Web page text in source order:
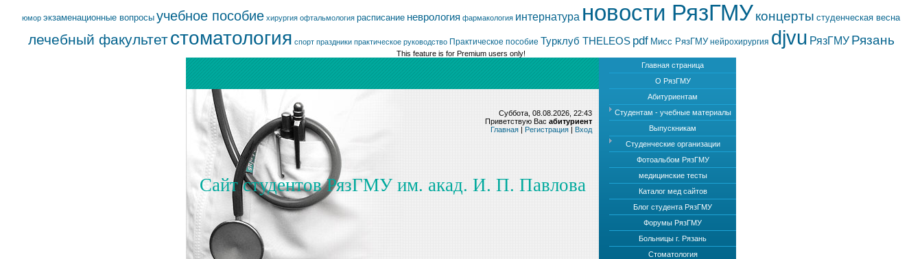
юмор экзаменационные вопросы учебное пособие хирургия офтальмология расписание неврология фармакология интернатура новости РязГМУконцерты студенческая весна
лечебный факультетстоматология спорт праздники практическое руководство Практическое пособие Турклуб THELEOS pdf Мисс РязГМУ нейрохирургия djvu РязГМУ Рязань
This feature is for Premium users only!
Главная страница
О РязГМУ
Абитуриентам
Студентам - учебные материалы
Выпускникам
Студенческие организации
Фотоальбом РязГМУ
медицинские тесты
Каталог мед сайтов
Блог студента РязГМУ
Форумы РязГМУ
Больницы г. Рязань
Стоматология
Суббота, 08.08.2026, 22:43
Приветствую Вас абитуриент
Главная | Регистрация | Вход
Сайт студентов РязГМУ им. акад. И. П. Павлова